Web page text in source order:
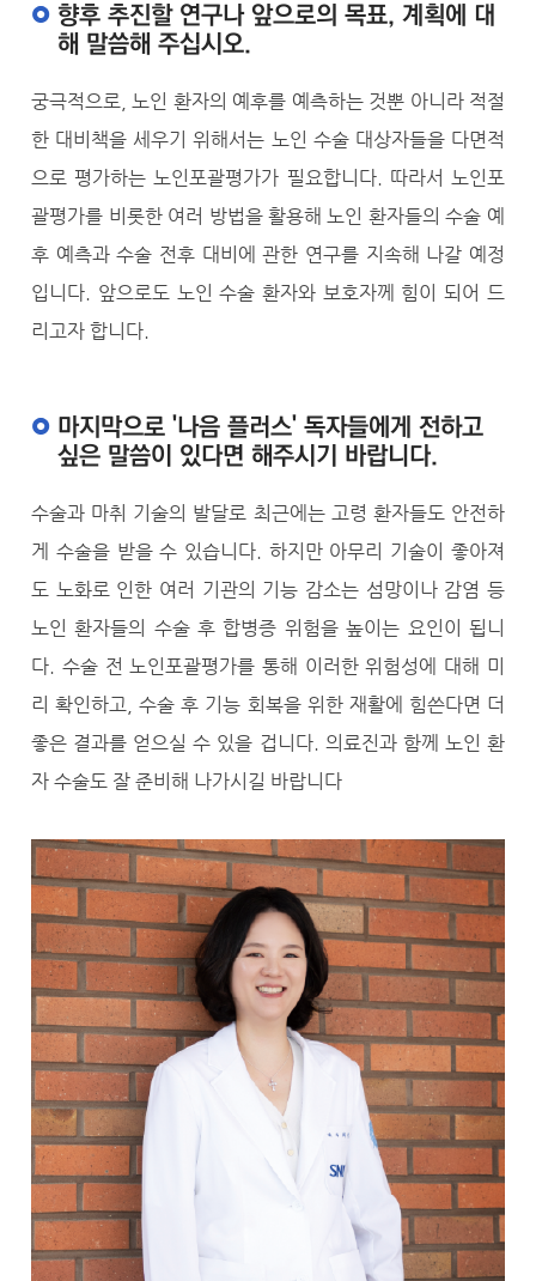
향후 추진할 연구나 앞으로의 목표, 계획에 대
해 말씀해 주십시오.
궁극적으로, 노인 환자의 예후를 예측하는 것뿐 아니라 적절
한 대비책을 세우기 위해서는 노인 수술 대상자들을 다면적
으로 평가하는 노인포괄평가가 필요합니다. 따라서 노인포
괄평가를 비롯한 여러 방법을 활용해 노인 환자들의 수술 예
후 예측과 수술 전후 대비에 관한 연구를 지속해 나갈 예정
입니다. 앞으로도 노인 수술 환자와 보호자께 힘이 되어 드
리고자 합니다.
마지막으로 '나음 플러스' 독자들에게 전하고
싶은 말씀이 있다면 해주시기 바랍니다.
수술과 마취 기술의 발달로 최근에는 고령 환자들도 안전하
게 수술을 받을 수 있습니다. 하지만 아무리 기술이 좋아져
도 노화로 인한 여러 기관의 기능 감소는 섬망이나 감염 등
노인 환자들의 수술 후 합병증 위험을 높이는 요인이 됩니
다. 수술 전 노인포괄평가를 통해 이러한 위험성에 대해 미
리 확인하고, 수술 후 기능 회복을 위한 재활에 힘쓴다면 더
좋은 결과를 얻으실 수 있을 겁니다. 의료진과 함께 노인 환
자 수술도 잘 준비해 나가시길 바랍니다